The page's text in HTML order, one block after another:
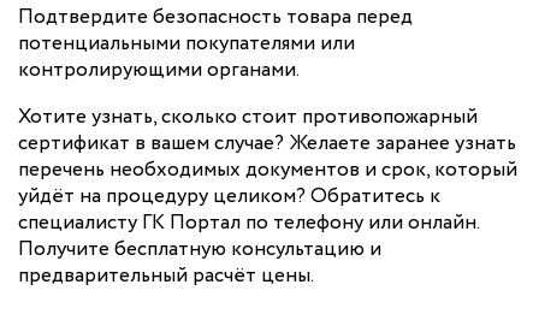
Подтвердите безопасность товара перед
потенциальными покупателями или
контролирующими органами.
Хотите узнать, сколько стоит противопожарный
сертификат в вашем случае? Желаете заранее узнать
перечень необходимых документов и срок, который
уйдёт на процедуру целиком? Обратитесь к
специалисту ГК Портал по телефону или онлайн.
Получите бесплатную консультацию и
предварительный расчёт цены.